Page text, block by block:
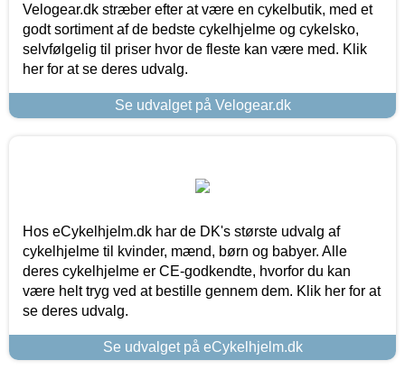
Velogear.dk stræber efter at være en cykelbutik, med et
godt sortiment af de bedste cykelhjelme og cykelsko,
selvfølgelig til priser hvor de fleste kan være med. Klik
her for at se deres udvalg.
Se udvalget på Velogear.dk
Hos eCykelhjelm.dk har de DK's største udvalg af
cykelhjelme til kvinder, mænd, børn og babyer. Alle
deres cykelhjelme er CE-godkendte, hvorfor du kan
være helt tryg ved at bestille gennem dem. Klik her for at
se deres udvalg.
Se udvalget på eCykelhjelm.dk